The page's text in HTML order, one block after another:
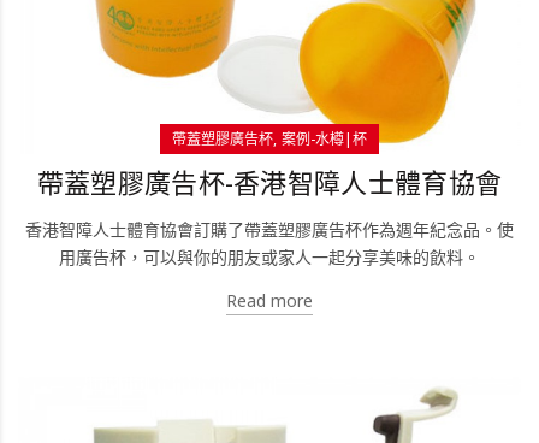
帶蓋塑膠廣告杯 案例-水樽|杯
帶蓋塑膠廣告杯-香港智障人士體育協會
香港智障人士體育協會訂購了帶蓋塑膠廣告杯作為週年紀念品。使
用廣告杯，可以與你的朋友或家人一起分享美味的飲料。
Read more